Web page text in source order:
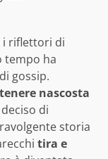
i riflettori di
tempo ha
gossip.
tenere nascosta
di
storia
tira e